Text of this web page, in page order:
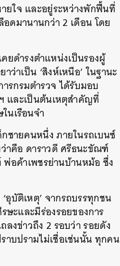
ยใจ และอยู่ระหว่างพักฟื้นที่
ดมานานกว่า 2 เดือน โดย
ยดำรงตำแหน่งเป็นรองผู้
าเป็น ‘สิงห์เหนือ’ ในฐานะ
รกรมตำรวจ ได้รับมอบ
และเป็นต้นเหตุสำคัญที่
นเรือนจำ
ชายคนหนึ่ง ภายในรถเบนซ์
าคือ ดาราวดี ศรีธนะขัณฑ์
อค้าเพชรย่านบ้านหม้อ ซึ่ง
บัติเหตุ’ จากรถบรรทุกชน
ะและมีร่องรอยของการ
งข่าวถึง 2 รอบว่า รอยดัง
าบปรามไม่เชื่อเช่นนั้น ทุกคน